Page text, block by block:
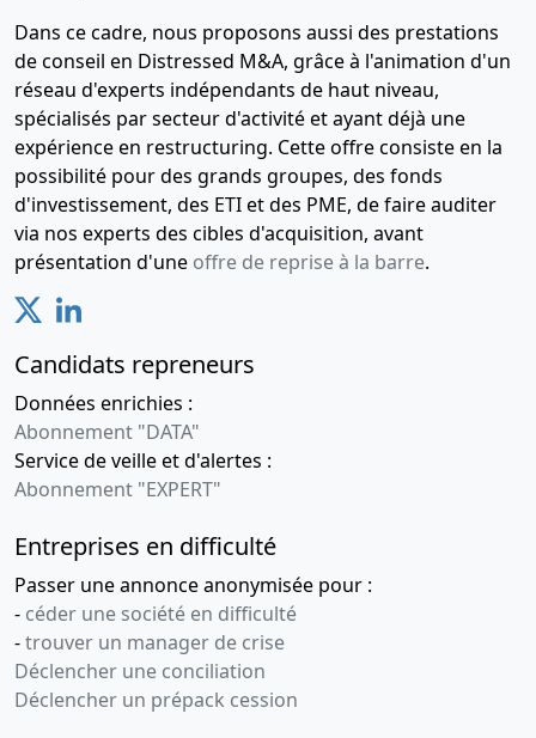
nature ,
Augmentation
du capital
social ,
Modification(s)
statutaire(s)
, Délégation
de pouvoir ,
Agrément
de
Dans ce cadre, nous proposons aussi des prestations
de conseil en Distressed M&A, grâce à l'animation d'un
réseau d'experts indépendants de haut niveau,
spécialisés par secteur d'activité et ayant déjà une
expérience en restructuring. Cette offre consiste en la
possibilité pour des grands groupes, des fonds
d'investissement, des ETI et des PME, de faire auditer
via nos experts des cibles d'acquisition, avant
présentation d'une offre de reprise à la barre.
Candidats repreneurs
Données enrichies :
Abonnement "DATA"
Service de veille et d'alertes :
Abonnement "EXPERT"
Entreprises en difficulté
Passer une annonce anonymisée pour :
- céder une société en difficulté
-trouver un manager de crise
Déclencher une conciliation
Déclencher un prépack cession